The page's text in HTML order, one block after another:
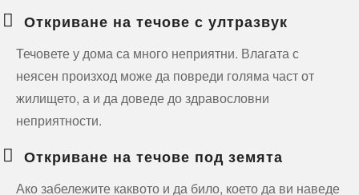
Откриване на течове с ултразвук
Течовете у дома са много неприятни. Влагата с
неясен произход може да повреди голяма част от
жилището, а и да доведе до здравословни
неприятности.
Откриване на течове под земята
Ако забележите каквото и да било, което да ви наведе